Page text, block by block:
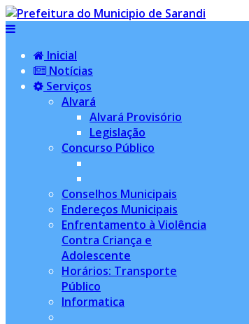
Inicial
Notícias
Serviços
Alvará
Alvará Provisório
Legislação
Concurso Público
Conselhos Municipais
Endereços Municipais
Enfrentamento à Violência
Contra Criança e
Adolescente
Horários: Transporte
Público
Informatica